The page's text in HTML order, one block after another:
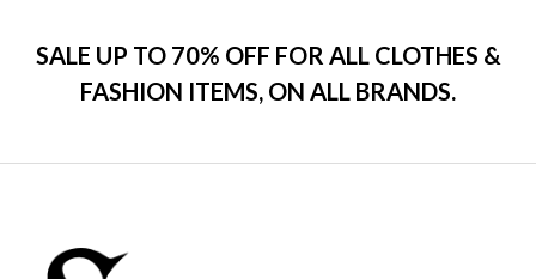
SALE UP TO 70% OFF FOR ALL CLOTHES &
FASHION ITEMS, ON ALL BRANDS.